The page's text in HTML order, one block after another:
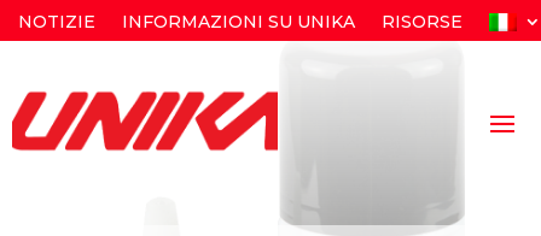
NOTIZIE INFORMAZIONI SU UNIKA RISORSE